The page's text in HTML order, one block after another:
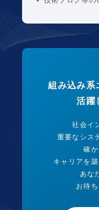
組み込み系
活躍
社会イ
重要なシス
確
キャリアを
あな
お待